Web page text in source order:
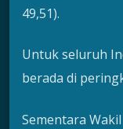
49,51).
Untuk seluruh
berada di
Sementara